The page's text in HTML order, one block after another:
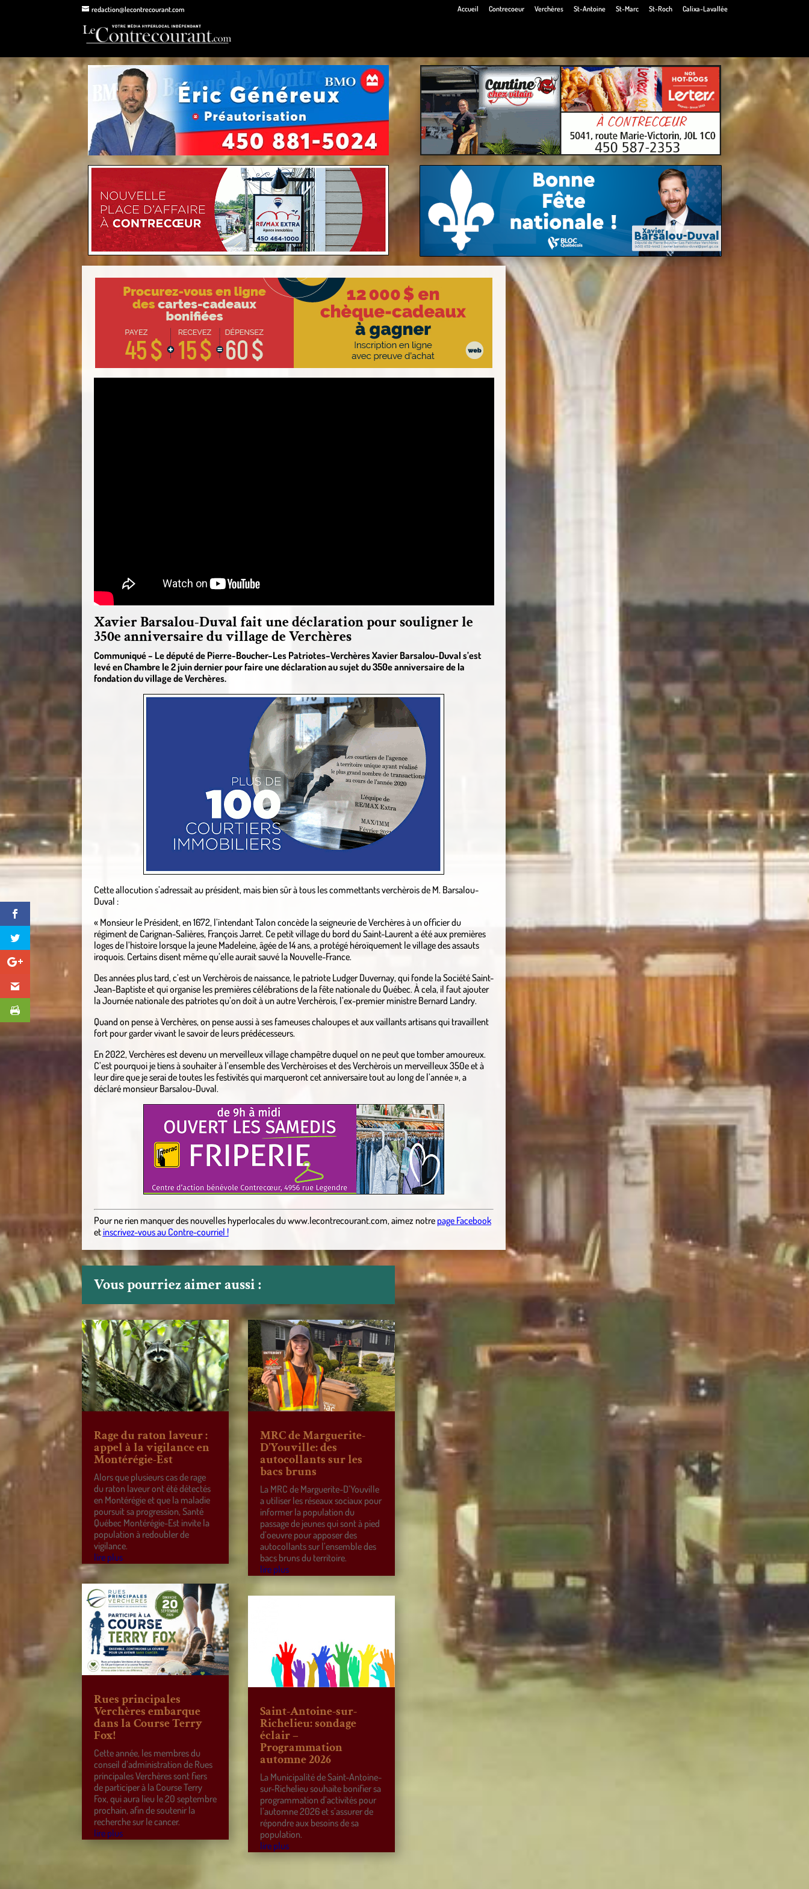
redaction@lecontrecourant.com Accueil Contrecoeur Verchères St-Antoine St-Marc St-Roch Calixa-Lavallée
Xavier Barsalou-Duval fait une déclaration pour souligner le
350e anniversaire du village de Verchères
Communiqué – Le député de Pierre-Boucher–Les Patriotes–Verchères Xavier Barsalou-Duval s’est
levé en Chambre le 2 juin dernier pour faire une déclaration au sujet du 350e anniversaire de la
fondation du village de Verchères.
Cette allocution s’adressait au président, mais bien sûr à tous les commettants verchèrois de M. Barsalou-
Duval :
« Monsieur le Président, en 1672, l’intendant Talon concède la seigneurie de Verchères à un officier du
régiment de Carignan-Salières, François Jarret. Ce petit village du bord du Saint-Laurent a été aux premières
loges de l’histoire lorsque la jeune Madeleine, âgée de 14 ans, a protégé héroïquement le village des assauts
iroquois. Certains disent même qu’elle aurait sauvé la Nouvelle-France.
Des années plus tard, c’est un Verchèrois de naissance, le patriote Ludger Duvernay, qui fonde la Société Saint-
Jean-Baptiste et qui organise les premières célébrations de la fête nationale du Québec. À cela, il faut ajouter
la Journée nationale des patriotes qu’on doit à un autre Verchèrois, l’ex-premier ministre Bernard Landry.
Quand on pense à Verchères, on pense aussi à ses fameuses chaloupes et aux vaillants artisans qui travaillent
fort pour garder vivant le savoir de leurs prédécesseurs.
En 2022, Verchères est devenu un merveilleux village champêtre duquel on ne peut que tomber amoureux.
C’est pourquoi je tiens à souhaiter à l’ensemble des Verchèroises et des Verchèrois un merveilleux 350e et à
leur dire que je serai de toutes les festivités qui marqueront cet anniversaire tout au long de l’année », a
déclaré monsieur Barsalou-Duval.
Pour ne rien manquer des nouvelles hyperlocalesduwww.lecontrecourant.com, aimez notre page Facebook
etinscrivez-vous au Contre-courriel !
Vous pourriez aimer aussi :
Rage du raton laveur :
appel à la vigilance en
Montérégie-Est
Alors que plusieurs cas de rage
du raton laveur ont été détectés
en Montérégie et que la maladie
poursuit sa progression, Santé
Québec Montérégie-Est invite la
population à redoubler de
vigilance.
lire plus
Rues principales
Verchères embarque
dans la Course Terry
Fox!
Cette année, les membres du
conseil d’administration de Rues
principales Verchères sont fiers
de participer à la Course Terry
Fox, qui aura lieu le 20 septembre
prochain, afin de soutenir la
recherche sur le cancer.
lire plus
MRC de Marguerite-
D’Youville: des
autocollants sur les
bacs bruns
La MRC de Marguerite-D’Youville
a utiliser les réseaux sociaux pour
informer la population du
passage de jeunes qui sont à pied
d’oeuvre pour apposer des
autocollants sur l’ensemble des
bacs bruns du territoire.
lire plus
Saint-Antoine-sur-
Richelieu: sondage
éclair –
Programmation
automne 2026
La Municipalité de Saint-Antoine-
sur-Richelieu souhaite bonifier sa
programmation d’activités pour
l’automne 2026 et s’assurer de
répondre aux besoins de sa
population.
lire plus